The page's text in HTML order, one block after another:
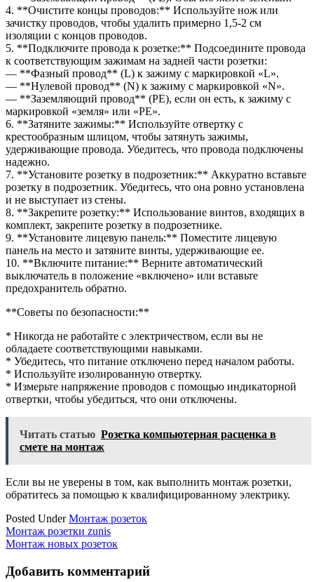
4. **Очистите концы проводов:** Используйте нож или
зачистку проводов, чтобы удалить примерно 1,5-2 см
изоляции с концов проводов.
5. **Подключите провода к розетке:** Подсоедините провода
к соответствующим зажимам на задней части розетки:
— **Фазный провод** (L) к зажиму с маркировкой «L».
— **Нулевой провод** (N) к зажиму с маркировкой «N».
— **Заземляющий провод** (PE), если он есть, к зажиму с
маркировкой «земля» или «PE».
6. **Затяните зажимы:** Используйте отвертку с
крестообразным шлицом, чтобы затянуть зажимы,
удерживающие провода. Убедитесь, что провода подключены
надежно.
7. **Установите розетку в подрозетник:** Аккуратно вставьте
розетку в подрозетник. Убедитесь, что она ровно установлена
и не выступает из стены.
8. **Закрепите розетку:** Использование винтов, входящих в
комплект, закрепите розетку в подрозетнике.
9. **Установите лицевую панель:** Поместите лицевую
панель на место и затяните винты, удерживающие ее.
10. **Включите питание:** Верните автоматический
выключатель в положение «включено» или вставьте
предохранитель обратно.
**Советы по безопасности:**
* Никогда не работайте с электричеством, если вы не
обладаете соответствующими навыками.
* Убедитесь, что питание отключено перед началом работы.
* Используйте изолированную отвертку.
* Измерьте напряжение проводов с помощью индикаторной
отвертки, чтобы убедиться, что они отключены.
Читать статью Розетка компьютерная расценка в
смете на монтаж
Если вы не уверены в том, как выполнить монтаж розетки,
обратитесь за помощью к квалифицированному электрику.
Posted UnderМонтаж розеток
Навигация
по
записям
Монтаж розетки zunis
Монтаж новых розеток
Добавить комментарий